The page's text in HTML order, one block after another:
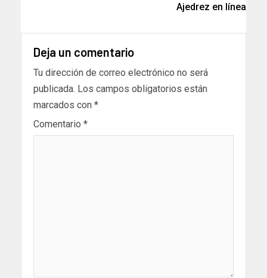
Ajedrez en línea
Deja un comentario
Tu dirección de correo electrónico no será
publicada. Los campos obligatorios están
marcados con *
Comentario *